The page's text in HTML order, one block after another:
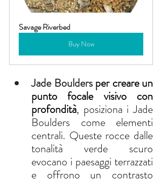
Savage Riverbed
Buy Now
Jade Boulders per creare un
punto focale visivo con
profondità, posiziona i Jade
Boulders come elementi
centrali. Queste rocce dalle
tonalità verde scuro
evocano i paesaggi terrazzati
e offrono un contrasto